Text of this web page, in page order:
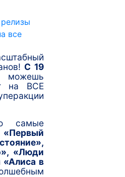
С 19
на ВСЕ
самые
«Первый
«Люди
«Алиса в